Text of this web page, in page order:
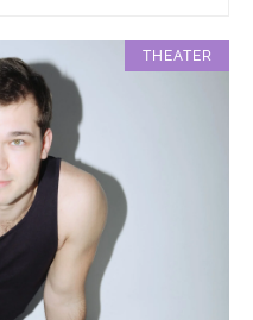
THEATER